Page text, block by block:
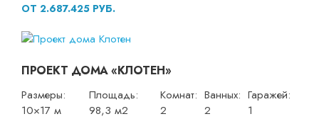
ОТ 2.687.425 РУБ.
ПРОЕКТ ДОМА «КЛОТЕН»
Размеры:
10×17 м
Площадь:
98,3 м2
Комнат:
2
Ванных:
2
Гаражей:
1